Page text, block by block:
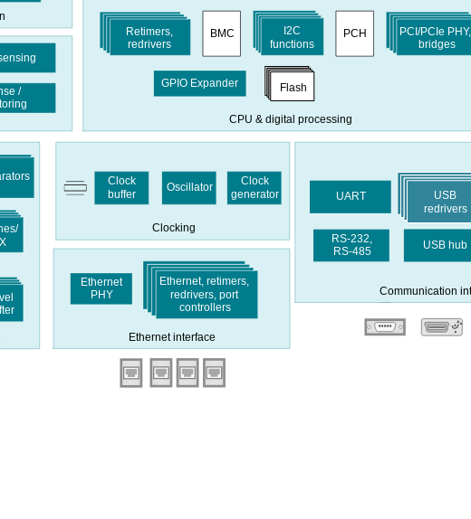
Communication
USB
redrivers
USB hub
RS-232,
RS-485
UART
Ethernet interface
Ethernet, retimers,
redrivers, port
controllers
Ethernet
PHY
Clocking
Oscillator
Clock
buffer
Clock
generator
CPU & digital processing
PCH
Retimers,
redrivers
PCI/PCIe
bridges
BMC
Flash
I2C
functions
GPIO Expander
/